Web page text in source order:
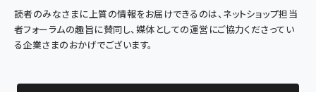
読者のみなさまに上質の情報をお届けできるのは、ネットショップ担当
者フォーラムの趣旨に賛同し、媒体としての運営にご協力くださってい
る企業さまのおかげでございます。